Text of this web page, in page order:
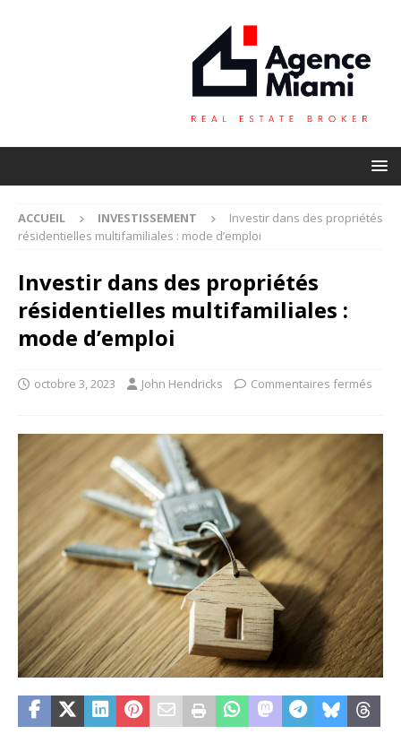
ACCUEIL INVESTISSEMENT
Investir dans des propriétés
résidentielles multifamiliales : mode d’emploi
Investir dans des propriétés
résidentielles multifamiliales :
mode d’emploi
octobre 3, 2023 John Hendricks Commentaires fermés